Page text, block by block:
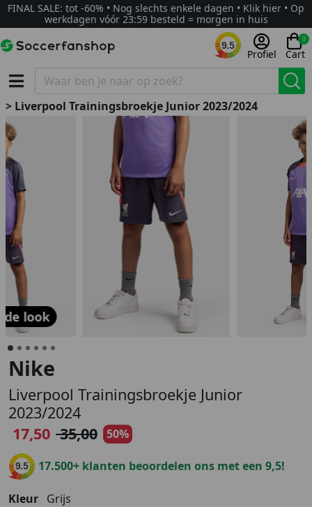
FINAL SALE: tot -60% • Nog slechts enkele dagen • Klik hier • Op
werkdagen vóór 23:59 besteld = morgen in huis
9.5
Profiel
0
Cart
> Liverpool Trainingsbroekje Junior 2023/2024
de look
Nike
Liverpool Trainingsbroekje Junior
2023/2024
17,50 35,00 50%
9.5 17.500+ klanten beoordelen ons met een 9,5!
Kleur Grijs